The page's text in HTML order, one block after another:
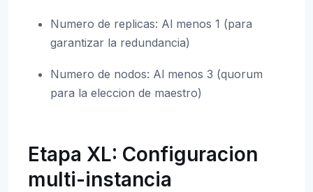
Numero de replicas: Al menos 1 (para
garantizar la redundancia)
Numero de nodos: Al menos 3 (quorum
para la eleccion de maestro)
Etapa XL: Configuracion
multi-instancia